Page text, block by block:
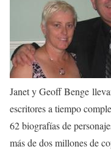
Janet y Geoff Benge
escritores a tiempo
62 biografías de
más de dos millones de